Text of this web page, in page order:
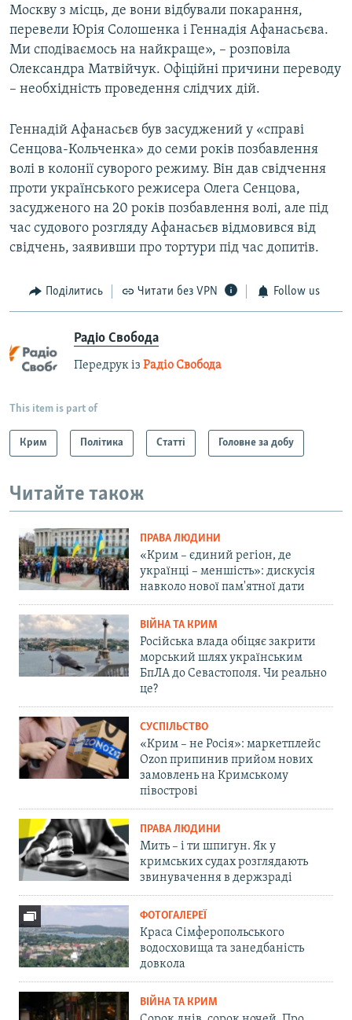
Москву з місць, де вони відбували покарання,
перевели Юрія Солошенка і Геннадія Афанасьєва.
Ми сподіваємось на найкраще», – розповіла
Олександра Матвійчук. Офіційні причини переводу
– необхідність проведення слідчих дій.
Геннадій Афанасьєв був засуджений у «справі
Сенцова-Кольченка» до семи років позбавлення
волі в колонії суворого режиму. Він дав свідчення
проти українського режисера Олега Сенцова,
засудженого на 20 років позбавлення волі, але під
час судового розгляду Афанасьєв відмовився від
свідчень, заявивши про тортури під час допитів.
Поділитись Читати без VPN Follow us
Радіо Свобода
Передрук із Радіо Свобода
This item is part of
Крим Політика Статті Головне за добу
Читайте також
ПРАВА ЛЮДИНИ
«Крим – єдиний регіон, де
українці – меншість»: дискусія
навколо нової пам'ятної дати
ВІЙНА ТА КРИМ
Російська влада обіцяє закрити
морський шлях українським
БпЛА до Севастополя. Чи реально
це?
СУСПІЛЬСТВО
«Крим – не Росія»: маркетплейс
Ozon припинив прийом нових
замовлень на Кримському
півострові
ПРАВА ЛЮДИНИ
Мить – і ти шпигун. Як у
кримських судах розглядають
звинувачення в держзраді
ФОТОГАЛЕРЕЇ
Краса Сімферопольського
водосховища та занедбаність
довкола
ВІЙНА ТА КРИМ